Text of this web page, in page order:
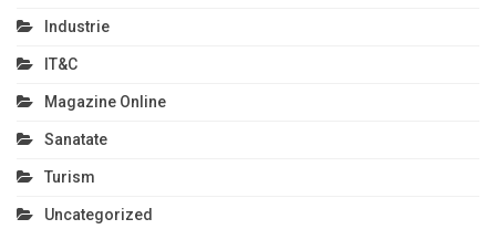
Industrie
IT&C
Magazine Online
Sanatate
Turism
Uncategorized